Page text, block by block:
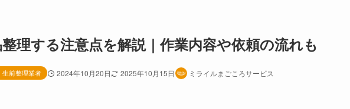
理する注意点を解説｜作業内容や依頼の流れも
生前整理業者 2024年10月20日 2025年10月15日 ミライルまごころサービス